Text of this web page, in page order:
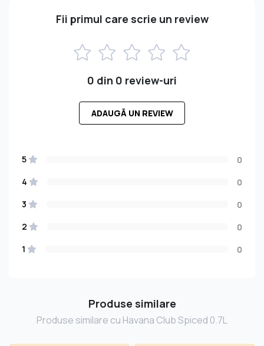
Fii primul care scrie un review
0 din 0 review-uri
ADAUGĂ UN REVIEW
5
0
4
0
3
0
2
0
1
0
Produse similare
Produse similare cu Havana Club Spiced 0.7L